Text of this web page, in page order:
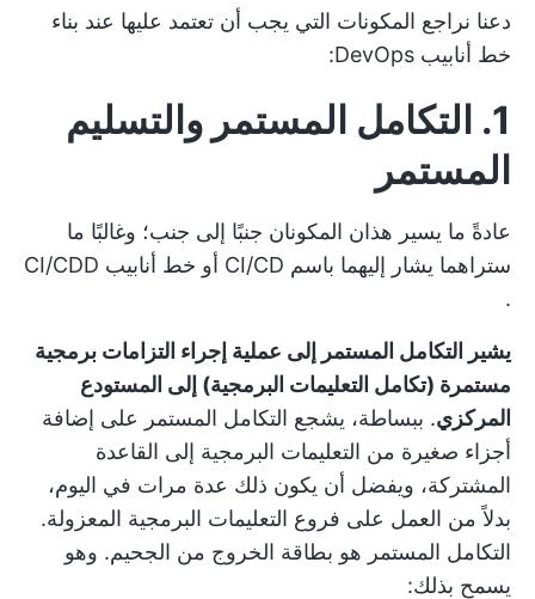
دعنا نراجع المكونات التي يجب أن تعتمد عليها عند بناء
خط أنابيب DevOps:
1. التكامل المستمر والتسليم
المستمر
عادةً ما يسير هذان المكونان جنبًا إلى جنب؛ وغالبًا ما
ستراهما يشار إليهما باسم CI/CD أو
خط أنابيب CI/CDD
.
يشير التكامل المستمر إلى عملية إجراء التزامات برمجية
مستمرة (تكامل التعليمات البرمجية) إلى المستودع
المركزي. ببساطة، يشجع التكامل المستمر على إضافة
أجزاء صغيرة من التعليمات البرمجية إلى القاعدة
المشتركة، ويفضل أن يكون ذلك عدة مرات في اليوم،
بدلاً من العمل على فروع التعليمات البرمجية المعزولة.
التكامل المستمر هو بطاقة الخروج من الجحيم. وهو
يسمح بذلك: